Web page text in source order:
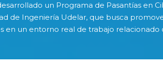
un Programa de Pasantías en
de Ingeniería Udelar, que busca
en un entorno real de trabajo relacionado